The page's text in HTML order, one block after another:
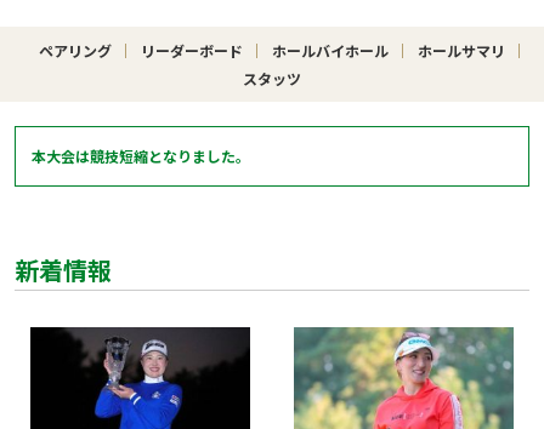
ペアリング リーダーボード ホールバイホール
ホールサマリ
スタッツ
本大会は競技短縮となりました。
新着情報